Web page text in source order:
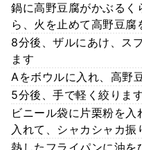
鍋に高野豆腐がかぶるく
ら、火を止めて高野豆
8分後、ザルにあけ、ス
ます
Aをボウルに入れ、高野
5分後、手で軽く絞りま
ビニール袋に片栗粉を
入れて、シャカシャカ振
熱したフライパンに油